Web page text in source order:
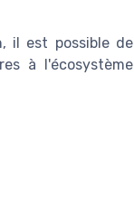
il est possible de
à l'écosystème